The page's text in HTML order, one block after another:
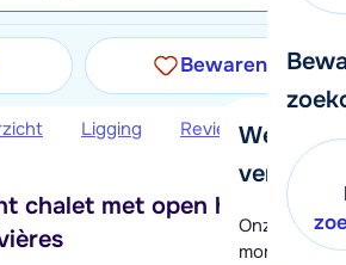
We
verder!
Onze
moment
Bewaren
Ligging Reviews
chalet met open haard in